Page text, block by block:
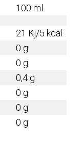
100 ml
21 Kj/5 kcal
0 g
0 g
0,4 g
0 g
0 g
0 g